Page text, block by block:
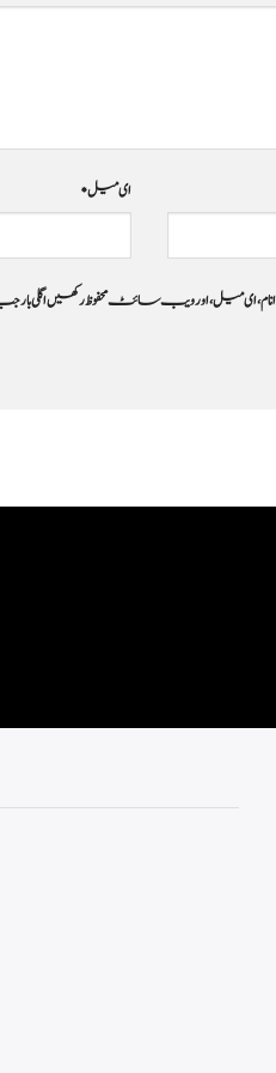
ای میل*
ای میل، اور ویب سائٹ محفوظ رکھیں اگلی